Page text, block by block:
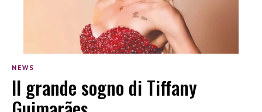
NEWS
Il grande sogno di Tiffany